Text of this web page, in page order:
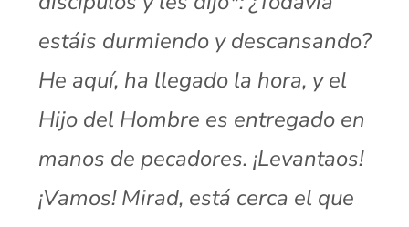
estáis durmiendo y descansando?
He aquí, ha llegado la hora, y el
Hijo del Hombre es entregado en
manos de pecadores. ¡Levantaos!
¡Vamos! Mirad, está cerca el que